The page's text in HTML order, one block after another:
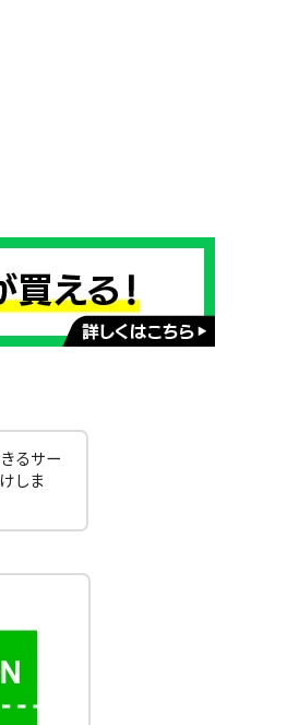
るサー
しま